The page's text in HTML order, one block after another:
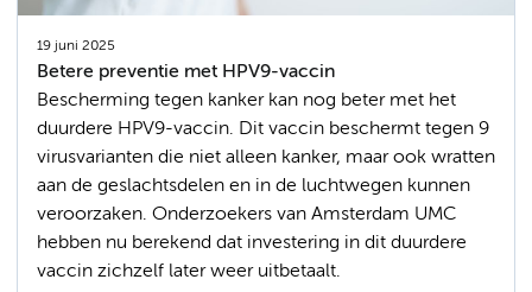
19 juni 2025
Betere preventie met HPV9-vaccin
Bescherming tegen kanker kan nog beter met het
duurdere HPV9-vaccin. Dit vaccin beschermt tegen 9
virusvarianten die niet alleen kanker, maar ook wratten
aan de geslachtsdelen en in de luchtwegen kunnen
veroorzaken. Onderzoekers van Amsterdam UMC
hebben nu berekend dat investering in dit duurdere
vaccin zichzelf later weer uitbetaalt.